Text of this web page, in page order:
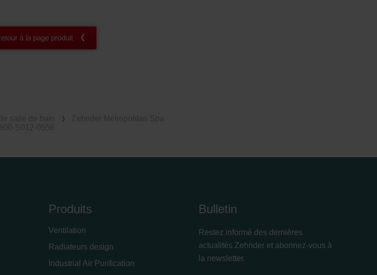
à la page produit
Produits
Ventilation
Radiateurs design
Industrial Air Purification
Bulletin
Restez informé des dernières
actualités Zehnder et abonnez-vous à
la newsletter.